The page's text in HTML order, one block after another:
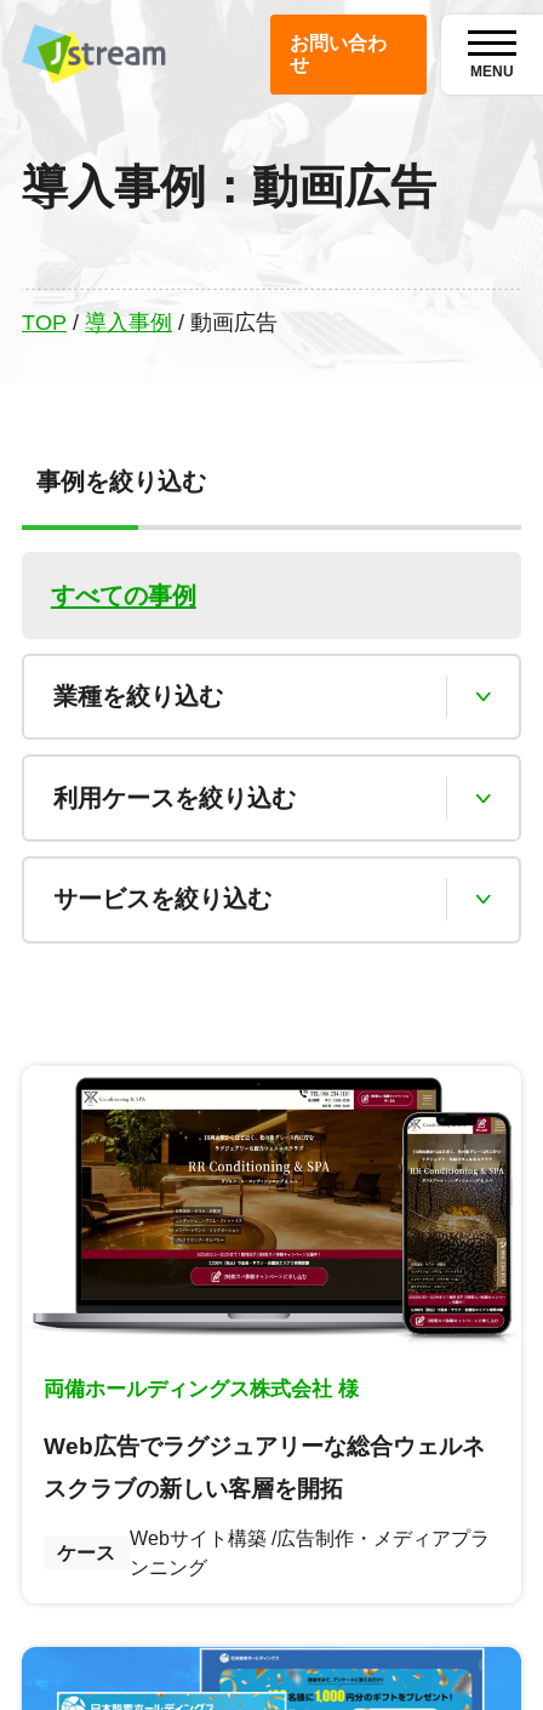
お問い合わ
せ
MENU
導入事例：動画広告
TOP / 導入事例 / 動画広告
事例を絞り込む
すべての事例
両備ホールディングス株式会社 様
Web広告でラグジュアリーな総合ウェルネ
スクラブの新しい客層を開拓
ケース
Webサイト構築 広告制作・メディアプラ
ンニング